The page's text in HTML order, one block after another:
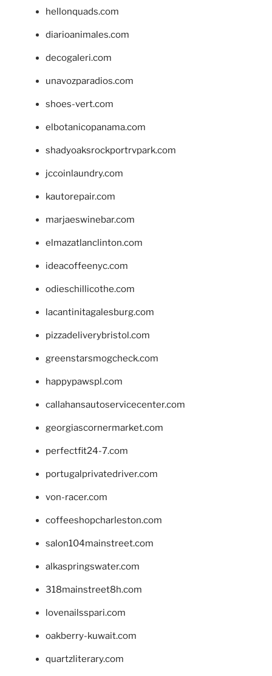
hellonquads.com
diarioanimales.com
decogaleri.com
unavozparadios.com
shoes-vert.com
elbotanicopanama.com
shadyoaksrockportrvpark.com
jccoinlaundry.com
kautorepair.com
marjaeswinebar.com
elmazatlanclinton.com
ideacoffeenyc.com
odieschillicothe.com
lacantinitagalesburg.com
pizzadeliverybristol.com
greenstarsmogcheck.com
happypawspl.com
callahansautoservicecenter.com
georgiascornermarket.com
perfectfit24-7.com
portugalprivatedriver.com
von-racer.com
coffeeshopcharleston.com
salon104mainstreet.com
alkaspringswater.com
318mainstreet8h.com
lovenailsspari.com
oakberry-kuwait.com
quartzliterary.com